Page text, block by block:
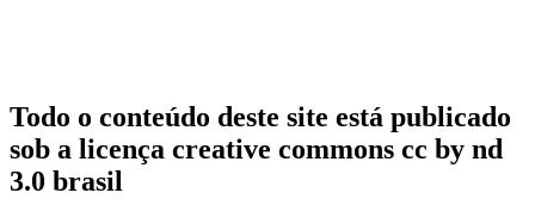
Todo o conteúdo deste site está publicado
sob a licença creative commons cc by nd
3.0 brasil